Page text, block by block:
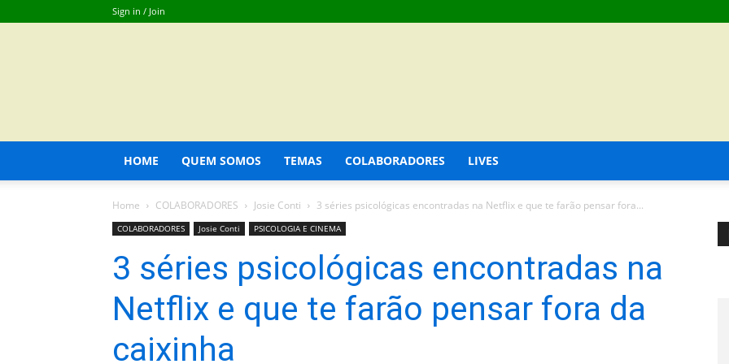
Sign in / Join
HOME QUEM SOMOS TEMAS COLABORADORES LIVES
Home COLABORADORES Josie Conti 3 séries psicológicas encontradas na Netflix e que te farão pensar fora...
COLABORADORES Josie Conti PSICOLOGIA E CINEMA
3 séries psicológicas encontradas na
Netflix e que te farão pensar fora da
caixinha